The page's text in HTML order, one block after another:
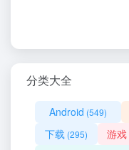
分类大全
Android (549)
下载 (295) 游戏